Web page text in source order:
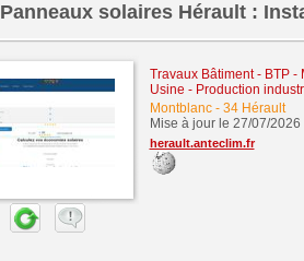
Panneaux solaires Hérault :
Travaux Bâtiment - BTP
Usine - Production
Montblanc- 34 Hérault
Mise à jour le 27/07/2026
herault.anteclim.fr